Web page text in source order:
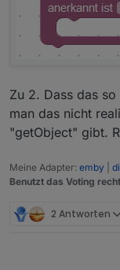
Zu 2. Dass das
man das nicht
"getObject" gibt.
Meine Adapter: emby
Benutzt das Voting
2 Antworten